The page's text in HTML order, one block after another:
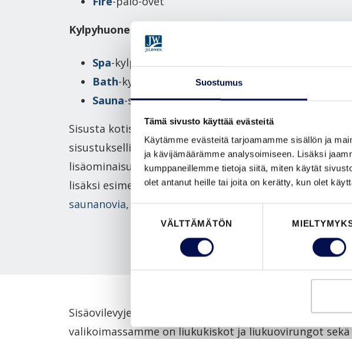
Suostumus
Tämä sivusto käyttää evästeitä
Käytämme evästeitä tarjoamamme sisällön ja
ja kävijämäärämme analysoimiseen. Lisäksi
kumppaneillemme tietoja siitä, miten käytät
olet antanut heille tai joita on kerätty, kun olet
VÄLTTÄMÄTÖN
Kylpyhuone ja sauna
Spa-kylpyhuoneenovet
Bath-kylpyhuoneenovet
Sauna-saunanovet
Sisusta kotisi sisäovilla. Kiinnitä
sisustuksellisuuden lisäksi huomiota sisäovien
lisäominaisuuksiin; tarvitsetko perussisäovien
lisäksi esimerkiksiäänieristysovia,liukuovia,
saunanovia,kylpyhuoneenoviataipalo-ovia.
Sisäovilevyjen lisäksi Swedoor tarjoaa sisäoven
valikoimassamme on liukukiskot ja liukuovirungot